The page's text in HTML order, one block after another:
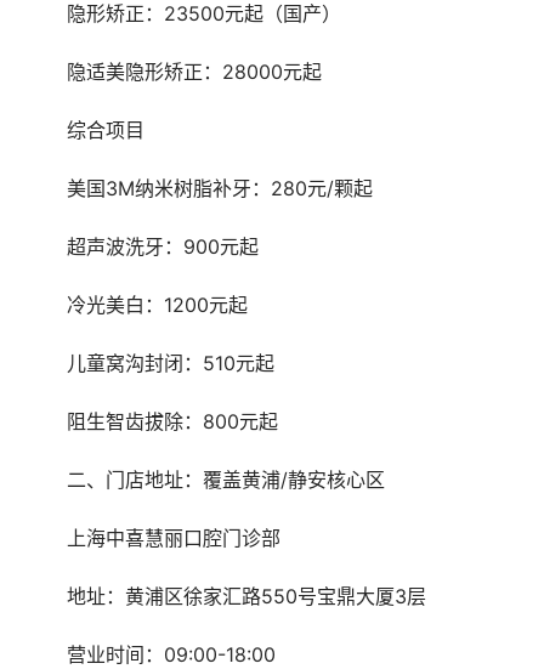
	隐形矫正：23500元起（国产）
	隐适美隐形矫正：28000元起
	综合项目
	美国3M纳米树脂补牙：280元/颗起
	超声波洗牙：900元起
	冷光美白：1200元起
	儿童窝沟封闭：510元起
	阻生智齿拔除：800元起
	二、门店地址：覆盖黄浦/静安核心区
	上海中喜慧丽口腔门诊部
	地址：黄浦区徐家汇路550号宝鼎大厦3层
	营业时间：09:00-18:00